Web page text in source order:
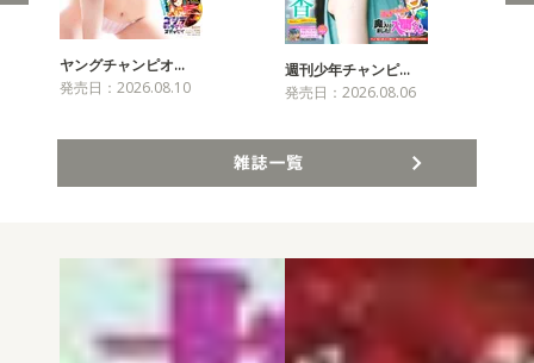
ヤングチャンピオ…
発売日：2026.08.10
週刊少年チャンピ…
発売日：2026.08.06